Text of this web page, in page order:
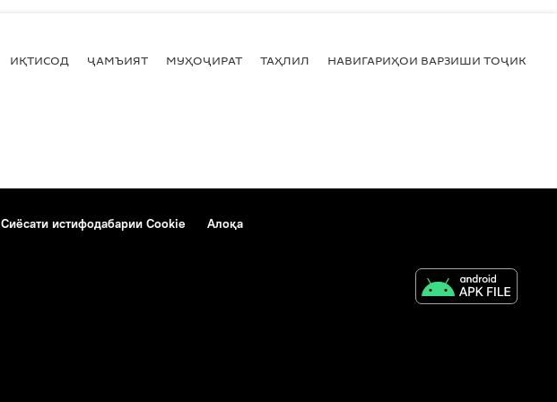
ИҚТИСОД ҶАМЪИЯТ МУҲОҶИРАТ ТАҲЛИЛ НАВИГАРИҲОИ ВАРЗИШИ
Сиёсати истифодабарии Cookie Алоқа